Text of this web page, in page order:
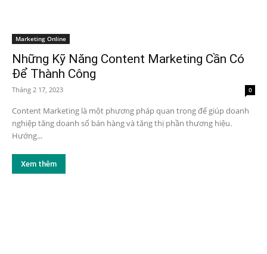
Marketing Online
Những Kỹ Năng Content Marketing Cần Có
Để Thành Công
Tháng 2 17, 2023 0
Content Marketing là một phương pháp quan trọng để giúp doanh
nghiệp tăng doanh số bán hàng và tăng thị phần thương hiệu.
Hướng...
Xem thêm